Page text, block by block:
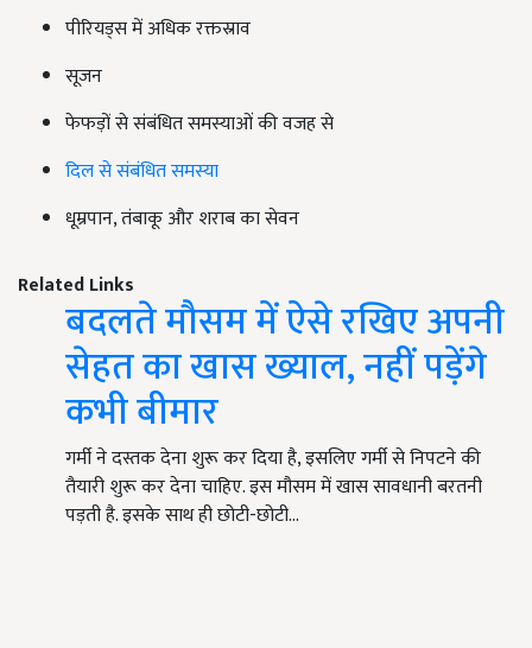
पीरियड्स में अधिक रक्तस्राव
सूजन
फेफड़ों से संबंधित समस्याओं की वजह से
दिल से संबंधित समस्या
धूम्रपान, तंबाकू और शराब का सेवन
Related Links
बदलते मौसम में ऐसे रखिए अपनी
सेहत का खास ख्याल, नहीं पड़ेंगे
कभी बीमार
गर्मी ने दस्तक देना शुरू कर दिया है, इसलिए गर्मी से निपटने की
तैयारी शुरू कर देना चाहिए. इस मौसम में खास सावधानी बरतनी
पड़ती है. इसके साथ ही छोटी-छोटी…